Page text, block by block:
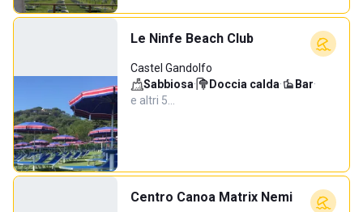
Le Ninfe Beach Club
Castel Gandolfo
Sabbiosa· Doccia calda· Bar·
e altri 5…
Centro Canoa Matrix Nemi